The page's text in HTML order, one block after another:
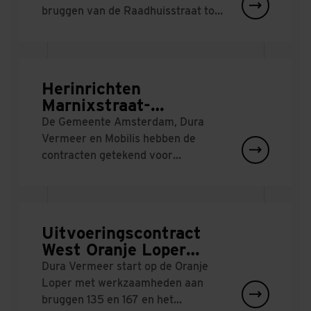
bruggen van de Raadhuisstraat tot
Herinrichten
Marnixstraat-
Rozengracht & brug 117
een feit
De Gemeente Amsterdam, Dura
Vermeer en Mobilis hebben de
contracten getekend voor
Uitvoeringscontract
West Oranje Loper
Amsterdam
ondertekend
Dura Vermeer start op de Oranje
Loper met werkzaamheden aan
bruggen 135 en 167 en het